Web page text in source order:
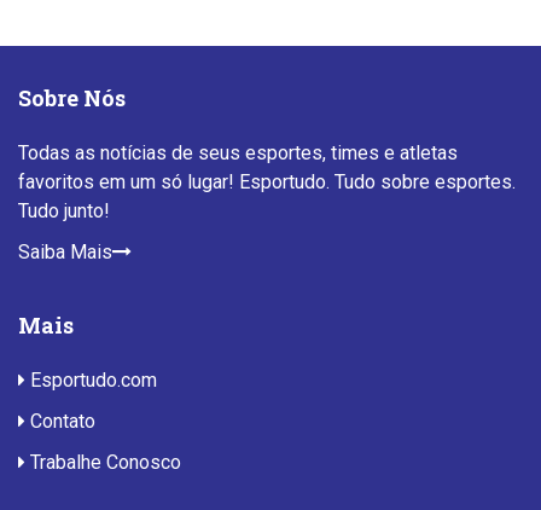
Sobre Nós
Todas as notícias de seus esportes, times e atletas
favoritos em um só lugar! Esportudo. Tudo sobre esportes.
Tudo junto!
Saiba Mais
Mais
Esportudo.com
Contato
Trabalhe Conosco